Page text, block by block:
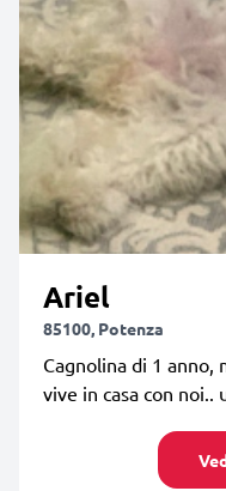
Ariel
85100, Potenza
Cagnolina di 1 anno,
vive in casa con noi..